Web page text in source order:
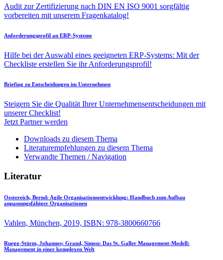
Audit zur Zertifizierung nach DIN EN ISO 9001 sorgfältig
vorbereiten mit unserem Fragenkatalog!
Anforderungsprofil an ERP-Systeme
Hilfe bei der Auswahl eines geeigneten ERP-Systems: Mit der
Checkliste erstellen Sie ihr Anforderungsprofil!
Briefing zu Entscheidungen im Unternehmen
Steigern Sie die Qualität Ihrer Unternehmensentscheidungen mit
unserer Checklist!
Jetzt Partner werden
Downloads zu diesem Thema
Literaturempfehlungen zu diesem Thema
Verwandte Themen / Navigation
Literatur
Oestereich, Bernd: Agile Organisationsentwicklung: Handbuch zum Aufbau
anpassungsfähiger Organisationen
Vahlen, München, 2019, ISBN: 978-3800660766
Ruegg-Stürm, Johannes; Grand, Simon: Das St. Galler Management-Modell:
Management in einer komplexen Welt